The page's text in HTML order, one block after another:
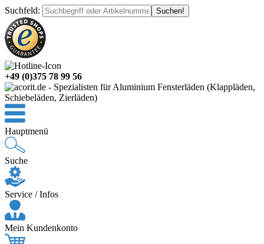
Suchfeld:
+49 (0)375 78 99 56
Hauptmenü
Suche
Service / Infos
Mein Kundenkonto